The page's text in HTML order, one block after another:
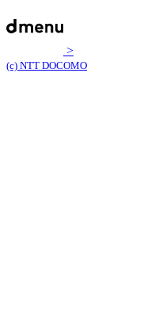
>
(c) NTT DOCOMO